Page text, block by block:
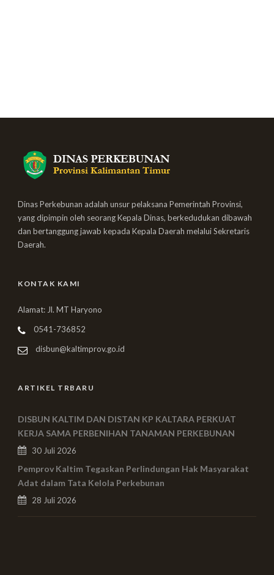
Dinas Perkebunan adalah unsur pelaksana Pemerintah Provinsi,
yang dipimpin oleh seorang Kepala Dinas, berkedudukan dibawah
dan bertanggung jawab kepada Kepala Daerah melalui Sekretaris
Daerah.
KONTAK KAMI
Alamat: Jl. MT Haryono
0541-736852
disbun@kaltimprov.go.id
ARTIKEL TRBARU
DISBUN KALTIM DAN DISTAN KP KALTARA PERKUAT
KERJA SAMA PERBENIHAN TANAMAN PERKEBUNAN
30 Juli 2026
Pemprov Kaltim Tegaskan Perlindungan Hak Masyarakat
Adat dalam Tata Kelola Perkebunan
28 Juli 2026